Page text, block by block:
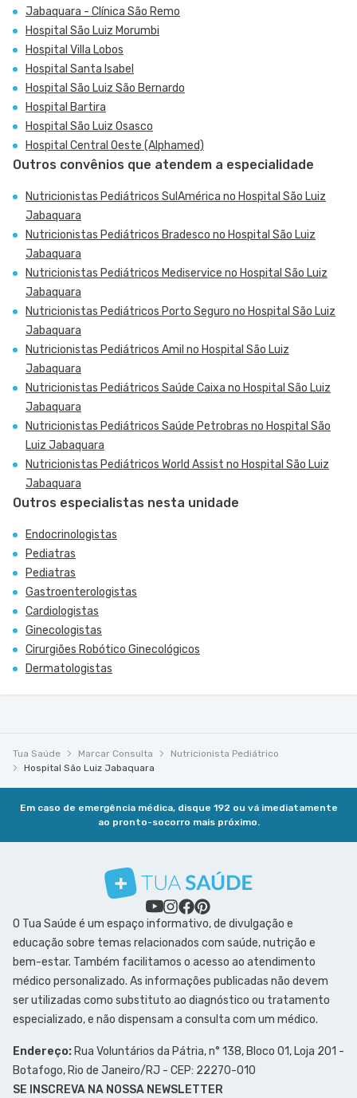
Jabaquara - Clínica São Remo
Hospital São Luiz Morumbi
Hospital Villa Lobos
Hospital Santa Isabel
Hospital São Luiz São Bernardo
Hospital Bartira
Hospital São Luiz Osasco
Hospital Central Oeste (Alphamed)
Outros convênios que atendem a especialidade
Nutricionistas Pediátricos SulAmérica no Hospital São Luiz
Jabaquara
Nutricionistas Pediátricos Bradesco no Hospital São Luiz
Jabaquara
Nutricionistas Pediátricos Mediservice no Hospital São Luiz
Jabaquara
Nutricionistas Pediátricos Porto Seguro no Hospital São Luiz
Jabaquara
Nutricionistas Pediátricos Amil no Hospital São Luiz
Jabaquara
Nutricionistas Pediátricos Saúde Caixa no Hospital São Luiz
Jabaquara
Nutricionistas Pediátricos Saúde Petrobras no Hospital São
Luiz Jabaquara
Nutricionistas Pediátricos World Assist no Hospital São Luiz
Jabaquara
Outros especialistas nesta unidade
Endocrinologistas
Pediatras
Pediatras
Gastroenterologistas
Cardiologistas
Ginecologistas
Cirurgiões Robótico Ginecológicos
Dermatologistas
Tua Saúde Marcar Consulta
Nutricionista Pediátrico
Hospital São Luiz Jabaquara
Em caso de emergência médica, disque 192 ou vá imediatamente
ao pronto-socorro mais próximo.
O Tua Saúde é um espaço informativo, de divulgação e
educação sobre temas relacionados com saúde, nutrição e
bem-estar. Também facilitamos o acesso ao atendimento
médico personalizado. As informações publicadas não devem
ser utilizadas como substituto ao diagnóstico ou tratamento
especializado, e não dispensam a consulta com um médico.
Endereço: Rua Voluntários da Pátria, n° 138, Bloco 01, Loja 201 -
Botafogo, Rio de Janeiro/RJ - CEP: 22270-010
SE INSCREVA NA NOSSA NEWSLETTER